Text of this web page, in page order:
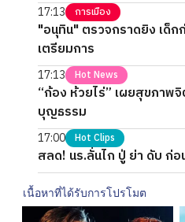
17:13 การเมือง
"อนุทิน" ตรวจกราดยิง เด็ก
เตรียมการ
17:13 Hot News
“ก้อง ห้วยไร่” เผยสุขภา
บุญธรรม
17:00 Hot Clips
สลด! นร.ลั่นไก ปู่ ย่า ดับ ก่อ